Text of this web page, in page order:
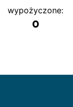
wypożyczone:
0